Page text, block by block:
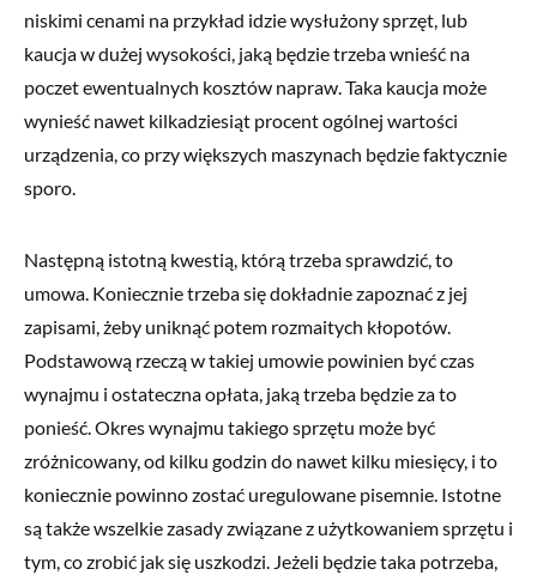
niskimi cenami na przykład idzie wysłużony sprzęt, lub
kaucja w dużej wysokości, jaką będzie trzeba wnieść na
poczet ewentualnych kosztów napraw. Taka kaucja może
wynieść nawet kilkadziesiąt procent ogólnej wartości
urządzenia, co przy większych maszynach będzie faktycznie
sporo.
Następną istotną kwestią, którą trzeba sprawdzić, to
umowa. Koniecznie trzeba się dokładnie zapoznać z jej
zapisami, żeby uniknąć potem rozmaitych kłopotów.
Podstawową rzeczą w takiej umowie powinien być czas
wynajmu i ostateczna opłata, jaką trzeba będzie za to
ponieść. Okres wynajmu takiego sprzętu może być
zróżnicowany, od kilku godzin do nawet kilku miesięcy, i to
koniecznie powinno zostać uregulowane pisemnie. Istotne
są także wszelkie zasady związane z użytkowaniem sprzętu i
tym, co zrobić jak się uszkodzi. Jeżeli będzie taka potrzeba,